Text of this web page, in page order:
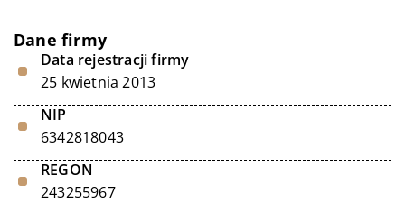
Dane firmy
Data rejestracji firmy
25 kwietnia 2013
NIP
6342818043
REGON
243255967